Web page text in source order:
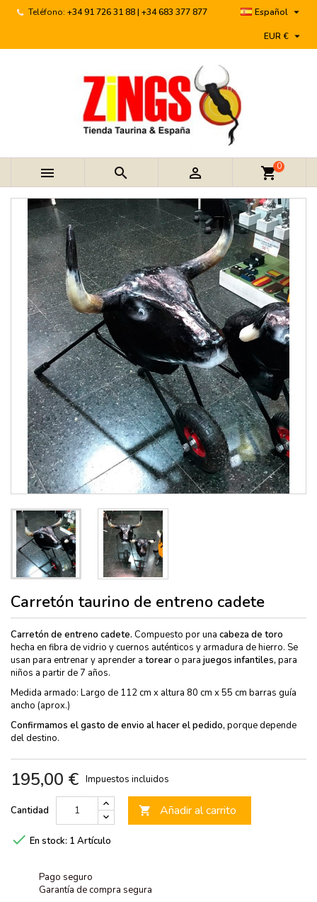
Teléfono: +34 91 726 31 88 | +34 683 377 877 Español 
EUR € 
   shopping_cart0
Carretón taurino de entreno cadete
Carretón de entreno cadete. Compuesto por una cabeza de toro
hecha en fibra de vidrio y cuernos auténticos y armadura de hierro. Se
usan para entrenar y aprender a torearo para juegos infantiles, para
niños a partir de 7 años.
Medida armado: Largo de 112 cm x altura 80 cm x 55 cm barras guía
ancho (aprox.)
Confirmamos el gasto de envio al hacer el pedido, porque depende
del destino.
195,00 € Impuestos incluidos
Cantidad  Añadir al carrito
 En stock: 1 Artículo
Pago seguro
Garantía de compra segura